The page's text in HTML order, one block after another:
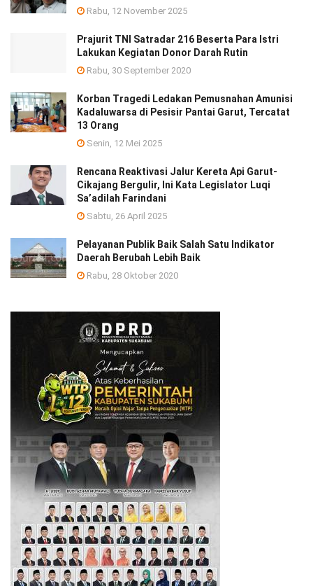
Rabu, 12 November 2025
Prajurit TNI Satradar 216 Beserta Para Istri
Lakukan Kegiatan Donor Darah Rutin
Rabu, 30 September 2020
Korban Tragedi Ledakan Pemusnahan Amunisi
Kadaluwarsa di Pesisir Pantai Garut, Tercatat
13 Orang
Senin, 12 Mei 2025
Rencana Reaktivasi Jalur Kereta Api Garut-
Cikajang Bergulir, Ini Kata Legislator Luqi
Sa’adilah Farindani
Sabtu, 26 April 2025
Pelayanan Publik Baik Salah Satu Indikator
Daerah Berubah Lebih Baik
Rabu, 28 Oktober 2020